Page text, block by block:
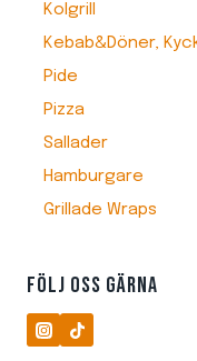
Kolgrill
Kebab&Döner,
Pide
Pizza
Sallader
Hamburgare
Grillade Wraps
FÖLJ OSS GÄRNA